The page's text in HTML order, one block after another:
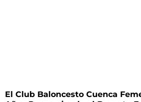
El Club Baloncesto Cuenca